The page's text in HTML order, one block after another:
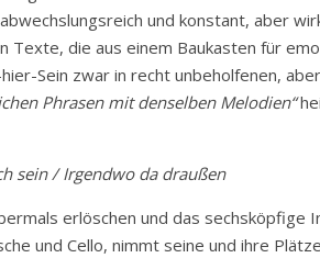
und konstant, aber
die aus einem Baukasten für
Sein zwar in recht unbeholfenen,
Phrasen mit denselben Melodien“
sein / Irgendwo da draußen
erlöschen und das sechsköpfige
und Cello, nimmt seine und ihre